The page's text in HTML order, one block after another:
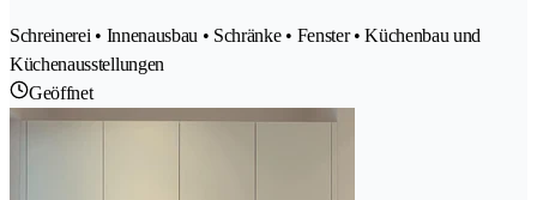
Schreinerei • Innenausbau • Schränke • Fenster • Küchenbau und
Küchenausstellungen
Geöffnet